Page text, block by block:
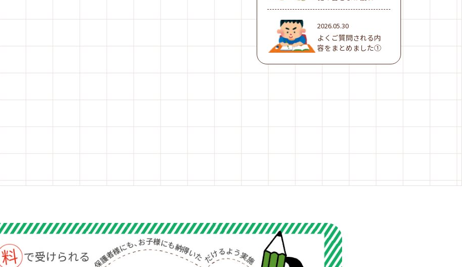
でした！
2026.05.30
よくご質問される内
容をまとめました①